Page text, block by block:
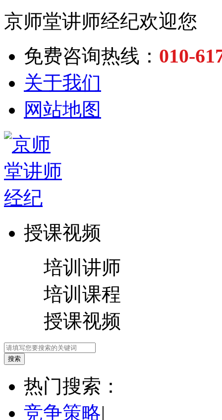
京师堂讲师经纪欢迎您
免费咨询热线： 010-
关于我们
网站地图
授课视频
培训讲师
培训课程
授课视频
热门搜索：
竞争策略|